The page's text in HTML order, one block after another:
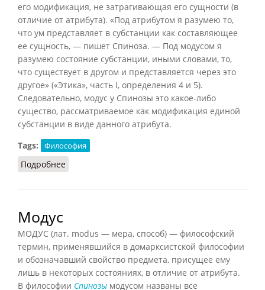
его модификация, не затрагивающая его сущности (в
отличие от атрибута). «Под атрибутом я разумею то,
что ум представляет в субстанции как составляющее
ее сущность, — пишет Спиноза. — Под модусом я
разумею состояние субстанции, иными словами, то,
что существует в другом и представляется через это
другое» («Этика», часть I, определения 4 и 5).
Следовательно, модус у Спинозы это какое-либо
существо, рассматриваемое как модификация единой
субстанции в виде данного атрибута.
Tags:
Философия
Подробнее
Модус
МОДУС (лат. modus — мера, способ) — философский
термин, применявшийся в домарксистской философии
и обозначавший свойство предмета, присущее ему
лишь в некоторых состояниях, в отличие от атрибута.
В философии Спинозы модусом названы все